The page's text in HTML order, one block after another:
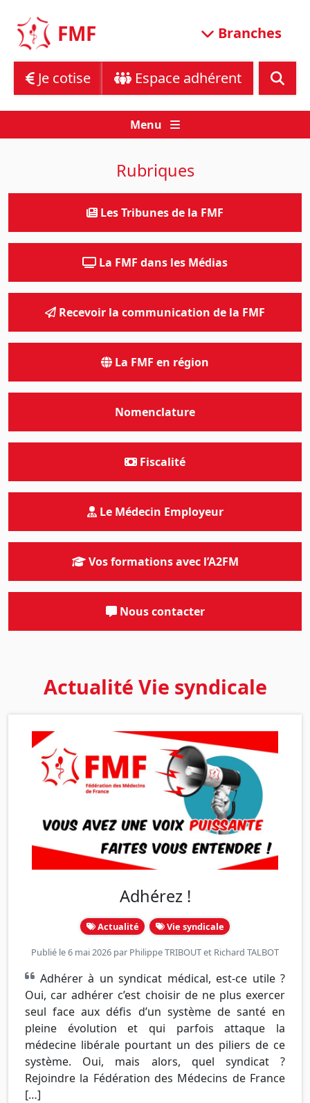
content
FMF Branches
Je cotise Espace adhérent
Menu
Actualité Vie syndicale
Adhérez !
Actualité Vie syndicale
Publié le 6 mai 2026 par Philippe TRIBOUTet Richard TALBOT
Adhérer à un syndicat médical, est-ce utile ?
Oui, car adhérer c’est choisir de ne plus exercer
seul face aux défis d’un système de santé en
pleine évolution et qui parfois attaque la
médecine libérale pourtant un des piliers de ce
système. Oui, mais alors, quel syndicat ?
Rejoindre la Fédération des Médecins de France
[…]
Rubriques
Les Tribunes de la FMF
La FMF dans les Médias
Recevoir la communication de la FMF
La FMF en région
Nomenclature
Fiscalité
Le Médecin Employeur
Vos formations avec l’A2FM
Nous contacter